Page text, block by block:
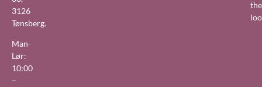
3126
Tønsberg.
Man-
Lør:
10:00
–
the